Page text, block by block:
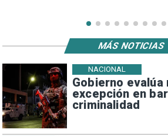
Gobierno
excepción en
criminalidad
NACIONAL
MÁS NOTICIAS